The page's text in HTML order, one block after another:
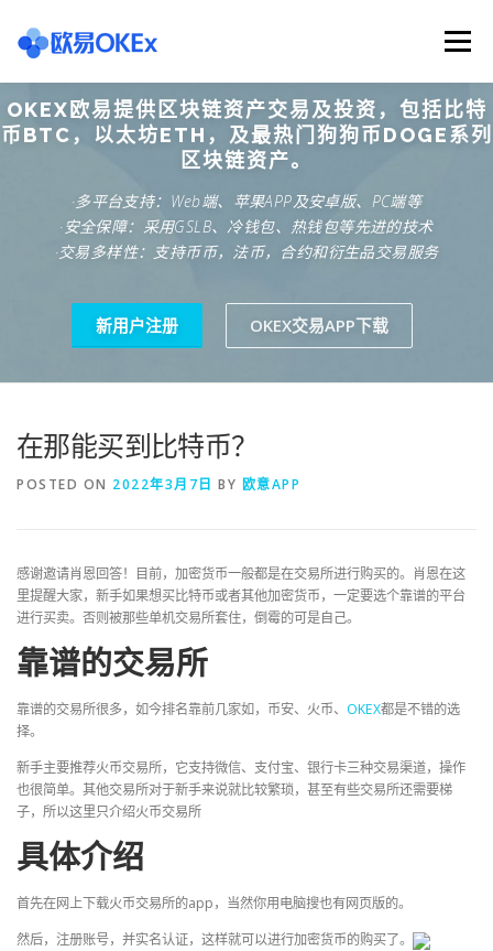
content
Menu
欧意交易所 关于欧意OKX 欧意APP下载
欧意注册网址 欧意交易下载 欧意团队
OKEX欧易提供区块链资产交易及投资，包括比特
币BTC，以太坊ETH，及最热门狗狗币DOGE系列
区块链资产。
·多平台支持：Web端、苹果APP及安卓版、PC端等
·安全保障：采用GSLB、冷钱包、热钱包等先进的技术
·交易多样性：支持币币，法币，合约和衍生品交易服务
新用户注册 OKEX交易APP下载
在那能买到比特币？
POSTED ON 2022年3月7日 BY 欧意APP
感谢邀请肖恩回答！目前，加密货币一般都是在交易所进行购买的。肖恩在这
里提醒大家，新手如果想买比特币或者其他加密货币，一定要选个靠谱的平台
进行买卖。否则被那些单机交易所套住，倒霉的可是自己。
靠谱的交易所
靠谱的交易所很多，如今排名靠前几家如，币安、火币、 OKEX都是不错的选
择。
新手主要推荐火币交易所，它支持微信、支付宝、银行卡三种交易渠道，操作
也很简单。其他交易所对于新手来说就比较繁琐，甚至有些交易所还需要梯
子，所以这里只介绍火币交易所
具体介绍
首先在网上下载火币交易所的app，当然你用电脑搜也有网页版的。
然后，注册账号，并实名认证，这样就可以进行加密货币的购买了。